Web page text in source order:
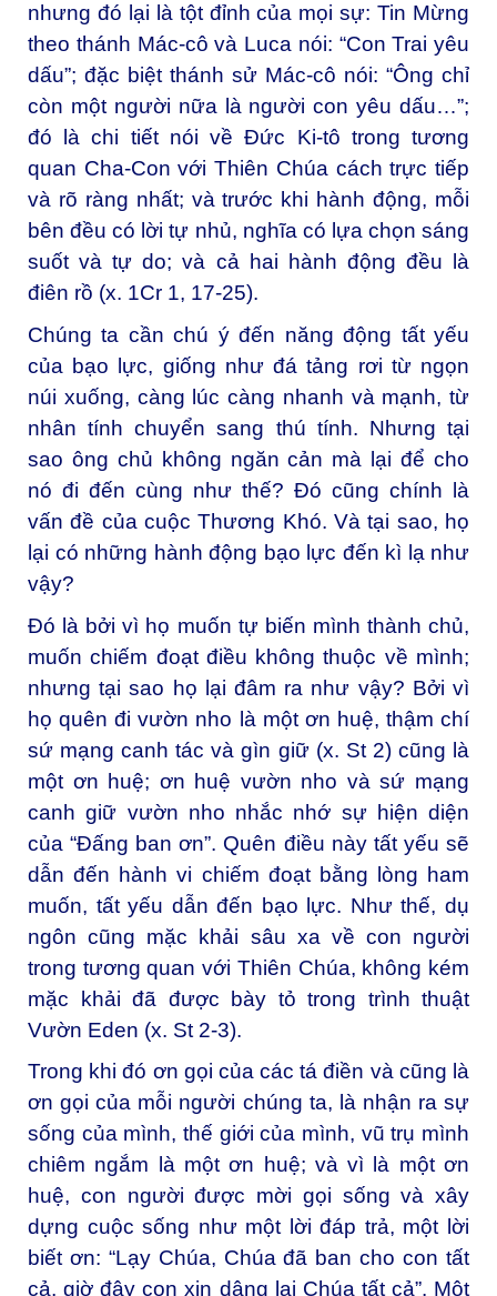
nhưng đó lại là tột đỉnh của mọi sự: Tin Mừng
theo thánh Mác-cô và Luca nói: “Con Trai yêu
dấu”; đặc biệt thánh sử Mác-cô nói: “Ông chỉ
còn một người nữa là người con yêu dấu…”;
đó là chi tiết nói về Đức Ki-tô trong tương
quan Cha-Con với Thiên Chúa cách trực tiếp
và rõ ràng nhất; và trước khi hành động, mỗi
bên đều có lời tự nhủ, nghĩa có lựa chọn sáng
suốt và tự do; và cả hai hành động đều là
điên rồ (x. 1Cr 1, 17-25).
Chúng ta cần chú ý đến năng động tất yếu
của bạo lực, giống như đá tảng rơi từ ngọn
núi xuống, càng lúc càng nhanh và mạnh, từ
nhân tính chuyển sang thú tính. Nhưng tại
sao ông chủ không ngăn cản mà lại để cho
nó đi đến cùng như thế? Đó cũng chính là
vấn đề của cuộc Thương Khó. Và tại sao, họ
lại có những hành động bạo lực đến kì lạ như
vậy?
Đó là bởi vì họ muốn tự biến mình thành chủ,
muốn chiếm đoạt điều không thuộc về mình;
nhưng tại sao họ lại đâm ra như vậy? Bởi vì
họ quên đi vườn nho là một ơn huệ, thậm chí
sứ mạng canh tác và gìn giữ (x. St 2) cũng là
một ơn huệ; ơn huệ vườn nho và sứ mạng
canh giữ vườn nho nhắc nhớ sự hiện diện
của “Đấng ban ơn”. Quên điều này tất yếu sẽ
dẫn đến hành vi chiếm đoạt bằng lòng ham
muốn, tất yếu dẫn đến bạo lực. Như thế, dụ
ngôn cũng mặc khải sâu xa về con người
trong tương quan với Thiên Chúa, không kém
mặc khải đã được bày tỏ trong trình thuật
Vườn Eden (x. St 2-3).
Trong khi đó ơn gọi của các tá điền và cũng là
ơn gọi của mỗi người chúng ta, là nhận ra sự
sống của mình, thế giới của mình, vũ trụ mình
chiêm ngắm là một ơn huệ; và vì là một ơn
huệ, con người được mời gọi sống và xây
dựng cuộc sống như một lời đáp trả, một lời
biết ơn: “Lạy Chúa, Chúa đã ban cho con tất
cả, giờ đây con xin dâng lại Chúa tất cả”. Một